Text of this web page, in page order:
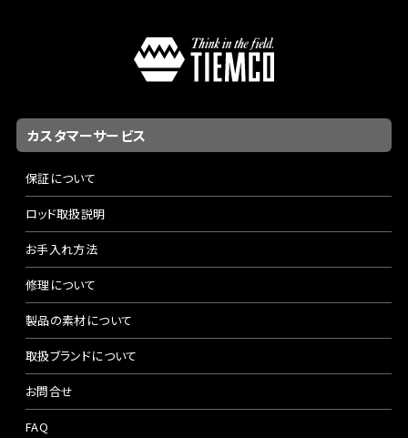
カスタマーサービス
保証について
ロッド取扱説明
お手入れ方法
修理について
製品の素材について
取扱ブランドについて
お問合せ
FAQ